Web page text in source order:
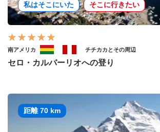
私はそこにいた そこに行きたい
南アメリカ チチカカとその周辺
セロ・カルバーリオへの登り
距離 70 km